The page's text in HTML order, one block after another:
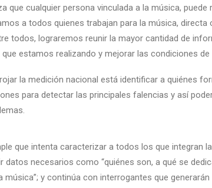
que cualquier persona vinculada a la música,
a todos quienes trabajan para la música, directa
todos, lograremos reunir la mayor cantidad de
estamos realizando y mejorar las condiciones de
la medición nacional está identificar a quiénes
para detectar las principales falencias y así
que intenta caracterizar a todos los que integran
datos necesarios como “quiénes son, a qué se
música”; y continúa con interrogantes que